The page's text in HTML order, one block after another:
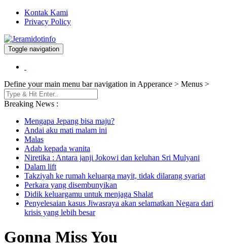
Kontak Kami
Privacy Policy
Jeramidotinfo
Berita dan Informasi Terkini
Toggle navigation
Define your main menu bar navigation in Apperance > Menus >
Breaking News :
Mengapa Jepang bisa maju?
Andai aku mati malam ini
Malas
Adab kepada wanita
Niretika : Antara janji Jokowi dan keluhan Sri Mulyani
Dalam lift
Takziyah ke rumah keluarga mayit, tidak dilarang syariat
Perkara yang disembunyikan
Didik keluargamu untuk menjaga Shalat
Penyelesaian kasus Jiwasraya akan selamatkan Negara dari
krisis yang lebih besar
Gonna Miss You